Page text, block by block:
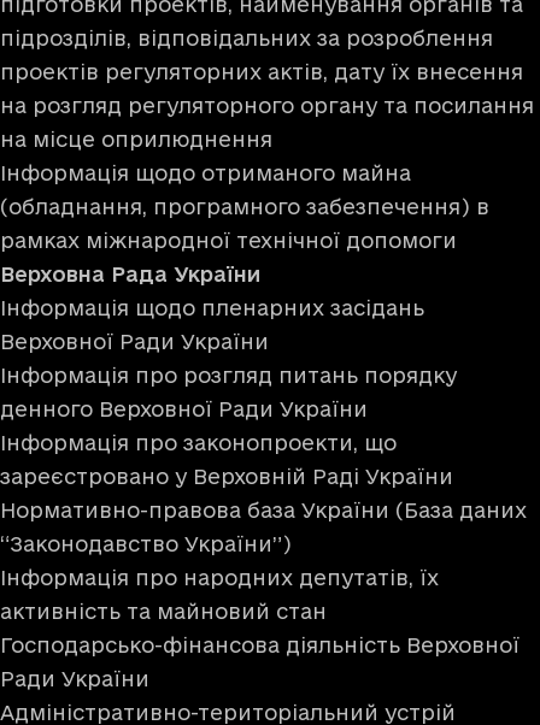
підрозділів, відповідальних за розроблення
проектів регуляторних актів, дату їх внесення
на розгляд регуляторного органу та посилання
на місце оприлюднення
Інформація щодо отриманого майна
(обладнання, програмного забезпечення) в
рамках міжнародної технічної допомоги
Верховна Рада України
Інформація щодо пленарних засідань
Верховної Ради України
Інформація про розгляд питань порядку
денного Верховної Ради України
Інформація про законопроекти, що
зареєстровано у Верховній Раді України
Нормативно-правова база України (База даних
“Законодавство України”)
Інформація про народних депутатів, їх
активність та майновий стан
Господарсько-фінансова діяльність Верховної
Ради України
Адміністративно-територіальний устрій